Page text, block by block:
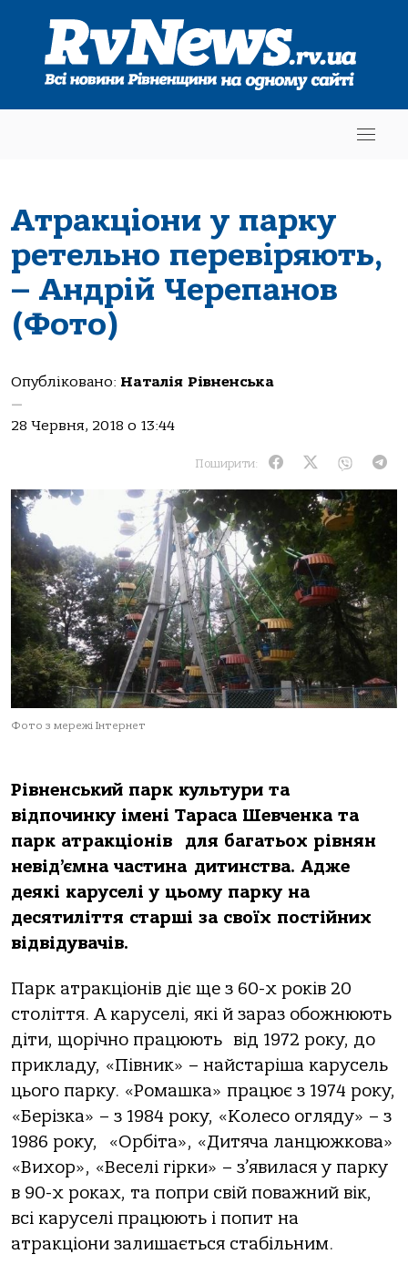
Атракціони у парку
ретельно перевіряють,
– Андрій Черепанов
(Фото)
Опубліковано: Наталія Рівненська
—
28 Червня, 2018 о 13:44
Поширити:
Фото з мережі Інтернет
Рівненський парк культури та
відпочинку імені Тараса Шевченка та
парк атракціонів для багатьох рівнян
невід’ємна частина дитинства. Адже
деякі каруселі у цьому парку на
десятиліття старші за своїх постійних
відвідувачів.
Парк атракціонів діє ще з 60-х років 20
століття. А каруселі, які й зараз обожнюють
діти, щорічно працюють від 1972 року, до
прикладу, «Півник» – найстаріша карусель
цього парку. «Ромашка» працює з 1974 року,
«Берізка» – з 1984 року, «Колесо огляду» – з
1986 року, «Орбіта», «Дитяча ланцюжкова»
«Вихор», «Веселі гірки» – з’явилася у парку
в 90-х роках, та попри свій поважний вік,
всі каруселі працюють і попит на
атракціони залишається стабільним.